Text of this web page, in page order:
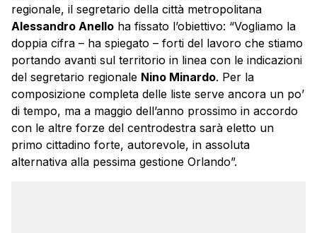
regionale, il segretario della città metropolitana
Alessandro Anello ha fissato l’obiettivo: “Vogliamo la
doppia cifra – ha spiegato – forti del lavoro che stiamo
portando avanti sul territorio in linea con le indicazioni
del segretario regionale Nino Minardo. Per la
composizione completa delle liste serve ancora un po’
di tempo, ma a maggio dell’anno prossimo in accordo
con le altre forze del centrodestra sarà eletto un
primo cittadino forte, autorevole, in assoluta
alternativa alla pessima gestione Orlando”.